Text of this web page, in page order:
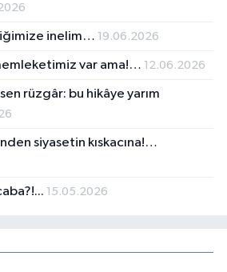
inelim… 19.06.2026
var ama!… 12.06.2026
rüzgâr: bu hikâye yarım
siyasetin kıskacına!…
15.05.2026